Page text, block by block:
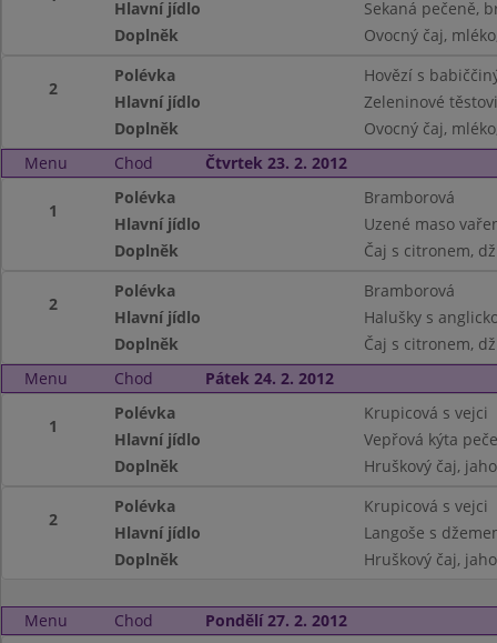
Hlavní jídlo
Sekaná pečeně,
Doplněk
Ovocný čaj,
2
Polévka
Hovězí s
Hlavní jídlo
Zeleninové
Doplněk
Ovocný čaj,
Menu
Chod Čtvrtek 23. 2. 2012
1
Polévka
Bramborová
Hlavní jídlo
Uzené maso
Doplněk
Čaj s citronem,
2
Polévka
Bramborová
Hlavní jídlo
Halušky s
Doplněk
Čaj s citronem,
Menu
Chod Pátek 24. 2. 2012
1
Polévka
Krupicová s vejci
Hlavní jídlo
Vepřová kýta
Doplněk
Hruškový čaj,
2
Polévka
Krupicová s vejci
Hlavní jídlo
Langoše s
Doplněk
Hruškový čaj,
Menu Chod Pondělí 27. 2. 2012